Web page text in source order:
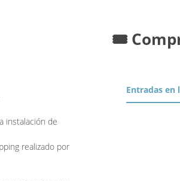
instalación de
realizado por
🎟️
Entradas en